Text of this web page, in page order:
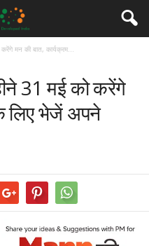
मन की बात, कार्यक्रम...
31 मई को करेंगे
लिए भेजें अपने